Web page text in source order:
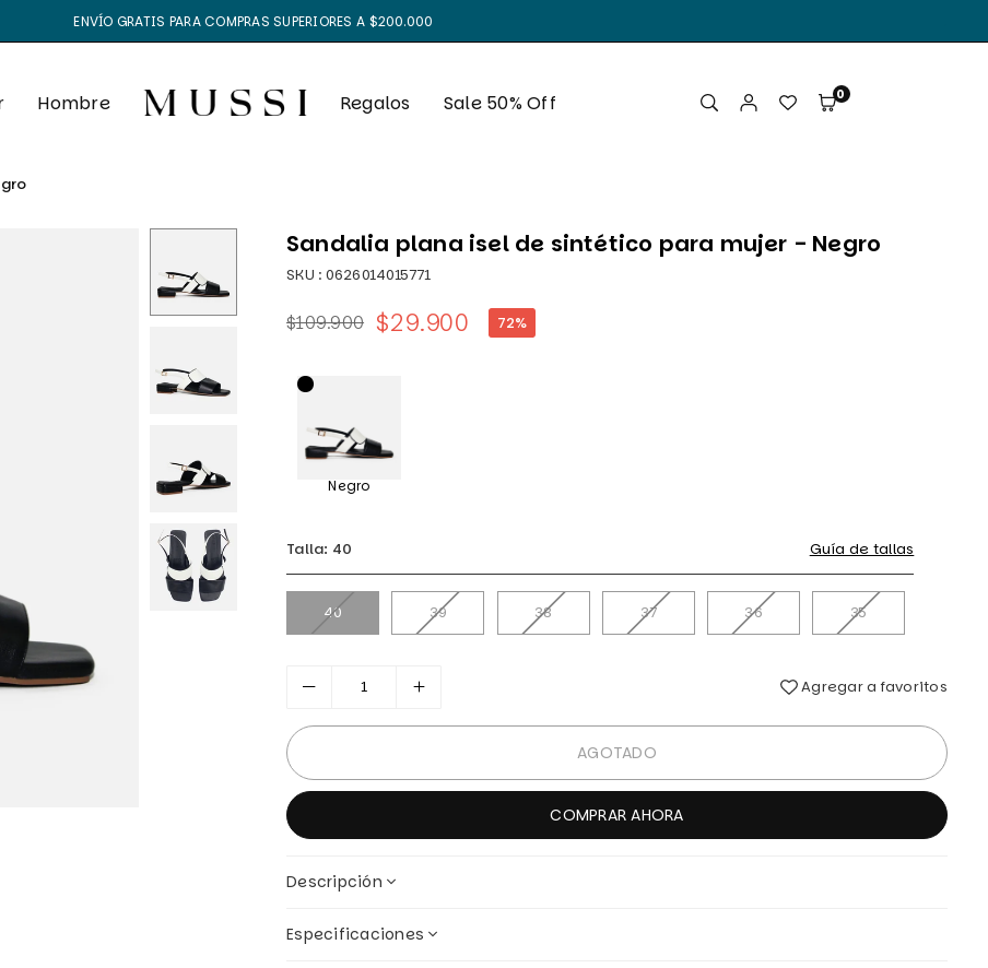
ENVÍO GRATIS PARA COMPRAS SUPERIORES A $200.000
Hombre Regalos Sale 50% Off 0
Sandalia plana isel de sintético para mujer - Negro
SKU : 0626014015771
Precio
$109.900 $29.900 72%
Negro
Talla: 40 Guía de tallas
40 39 38 37 36 35
Agregar a favoritos
AGOTADO
COMPRAR AHORA
Descripción
Especificaciones